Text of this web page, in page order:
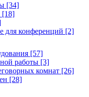
[34]
[18]
для конференций [2]
[57]
работы [3]
комнат [26]
[28]